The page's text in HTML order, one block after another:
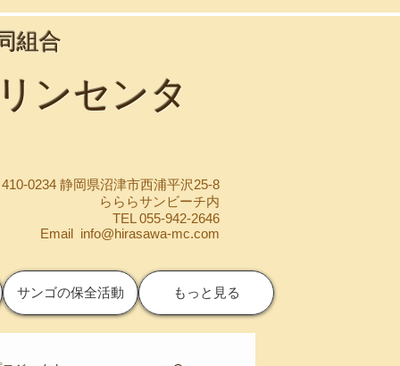
組合
ンセンタ
0234 静岡県沼津市西浦平沢25-8
らららサンビーチ内
TEL 055-942-2646
Email info@hirasawa-mc.com
サンゴの保全活動 もっと見る